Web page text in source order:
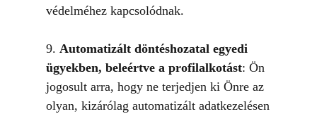
védelméhez kapcsolódnak.
9. Automatizált döntéshozatal egyedi
ügyekben, beleértve a profilalkotást: Ön
jogosult arra, hogy ne terjedjen ki Önre az
olyan, kizárólag automatizált adatkezelésen